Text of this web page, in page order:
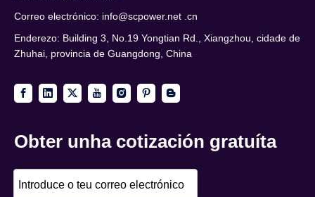
Correo electrónico: info@scpower.net .cn
Enderezo: Building 3, No.19 Yongtian Rd., Xiangzhou, cidade de
Zhuhai, provincia de Guangdong, China
Obter unha cotización gratuíta